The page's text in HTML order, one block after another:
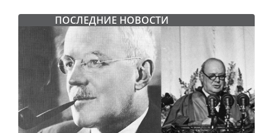
ПОСЛЕДНИЕ НОВОСТИ